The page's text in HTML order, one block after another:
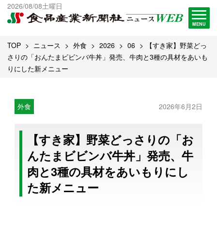
2026/08/08土曜日
MENU
出版物一覧へ
試読・購読申し込み
TOP ニュース 外食 2026 06
【すき家】野菜どっ
さりの「おんたまビビンバ牛丼」発売、牛肉と3種の具材をあいも
りにした新メニュー
外食 2026年6月2日
【すき家】野菜どっさりの「お
んたまビビンバ牛丼」発売、牛
肉と3種の具材をあいもりにし
た新メニュー